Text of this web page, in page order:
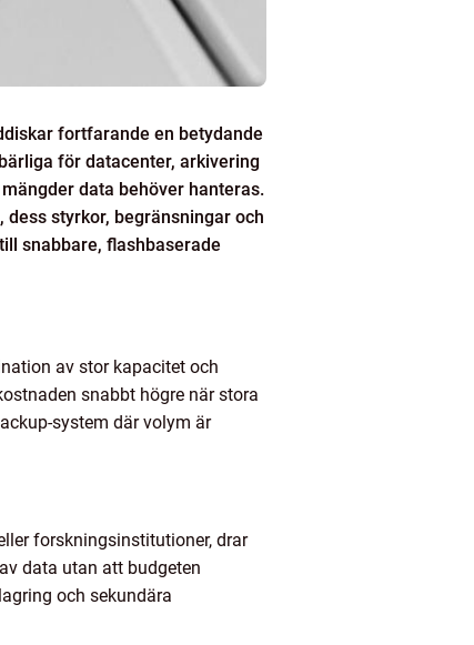
fortfarande en betydande
för datacenter, arkivering
data behöver hanteras.
styrkor, begränsningar och
snabbare, flashbaserade
av stor kapacitet och
snabbt högre när stora
system där volym är
forskningsinstitutioner, drar
data utan att budgeten
och sekundära